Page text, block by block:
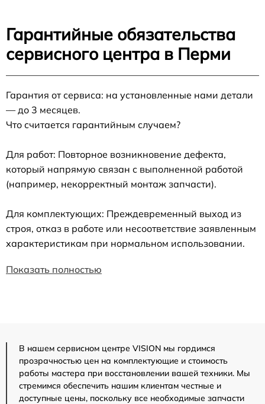
Гарантийные обязательства
сервисного центра в Перми
Гарантия от сервиса: на установленные нами детали
— до 3 месяцев.
Что считается гарантийным случаем?
Для работ: Повторное возникновение дефекта,
который напрямую связан с выполненной работой
(например, некорректный монтаж запчасти).
Для комплектующих: Преждевременный выход из
строя, отказ в работе или несоответствие заявленным
характеристикам при нормальном использовании.
Показать полностью
В нашем сервисном центре VISION мы гордимся
прозрачностью цен на комплектующие и стоимость
работы мастера при восстановлении вашей техники. Мы
стремимся обеспечить нашим клиентам честные и
доступные цены, поскольку все необходимые запчасти